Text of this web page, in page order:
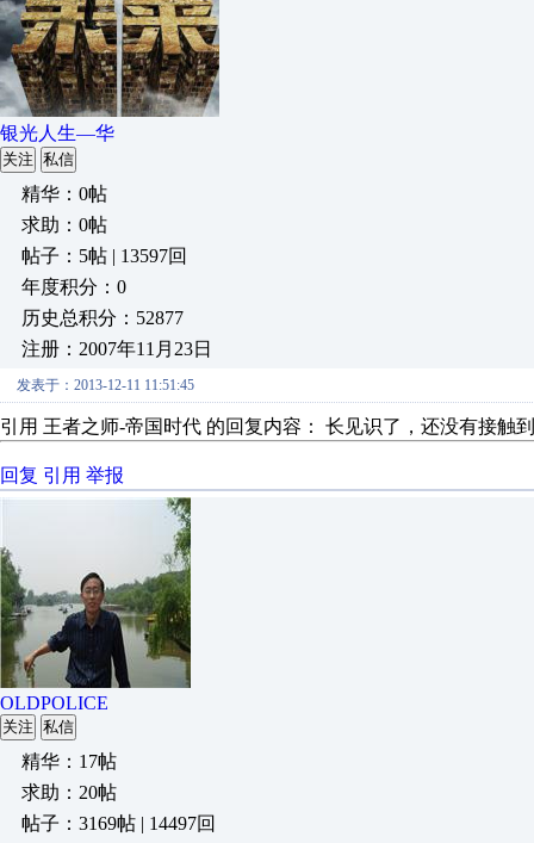
银光人生—华
关注 私信
精华：0帖
求助：0帖
帖子：5帖 | 13597回
年度积分：0
历史总积分：52877
注册：2007年11月23日
发表于：2013-12-11 11:51:45
引用 王者之师-帝国时代 的回复内容： 长见识了，还没有接触
回复 引用 举报
OLDPOLICE
关注 私信
精华：17帖
求助：20帖
帖子：3169帖 | 14497回